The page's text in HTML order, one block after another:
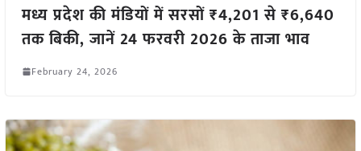
मध्य प्रदेश की मंडियों में सरसों ₹4,201 से ₹6,640
तक बिकी, जानें 24 फरवरी 2026 के ताजा भाव
February 24, 2026